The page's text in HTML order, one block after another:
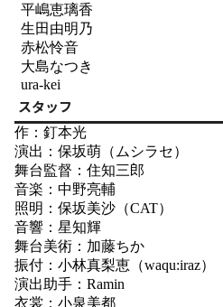
平嶋恵璃香
生田由明乃
赤松怜音
大島なつき
ura-kei
スタッフ
作：釘本光
演出：保坂萌（ムシラセ）
舞台監督：住知三郎
音楽：中野亮輔
照明：保坂美沙（CAT）
音響：星知輝
舞台美術：加藤ちか
振付：小林真梨恵（waqu:iraz）
演出助手：Ramin
衣裳：小泉美都